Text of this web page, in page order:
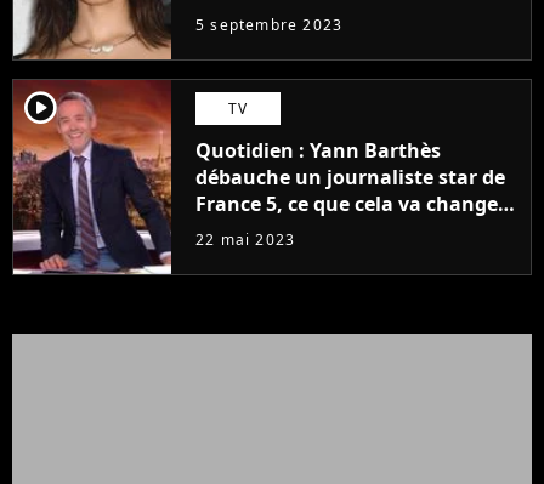
5 septembre 2023
player2 TV
Quotidien : Yann Barthès
débauche un journaliste star de
France 5, ce que cela va changer
à la rentrée
22 mai 2023